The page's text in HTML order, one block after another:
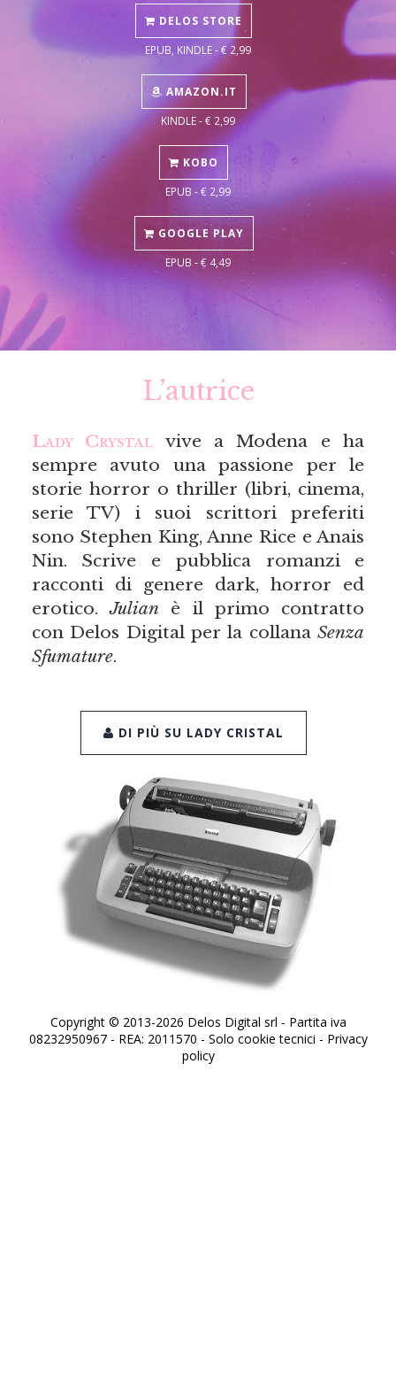
DELOS STORE
EPUB, KINDLE - € 2,99
AMAZON.IT
KINDLE - € 2,99
KOBO
EPUB - € 2,99
GOOGLE PLAY
EPUB - € 4,49
L’autrice
Lady Crystal vive a Modena e ha
sempre avuto una passione per le
storie horror o thriller (libri, cinema,
serie TV) i suoi scrittori preferiti
sono Stephen King, Anne Rice e Anais
Nin. Scrive e pubblica romanzi e
racconti di genere dark, horror ed
erotico.Julian è il primo contratto
con Delos Digital per la collanaSenza
Sfumature.
DI PIÙ SU LADY CRISTAL
Copyright © 2013-2026 Delos Digital srl - Partita iva
08232950967 - REA: 2011570 - Solo cookie tecnici - Privacy
policy